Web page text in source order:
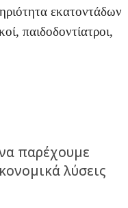
εκατοντάδων
παιδοδοντίατροι,
παρέχουμε
λύσεις